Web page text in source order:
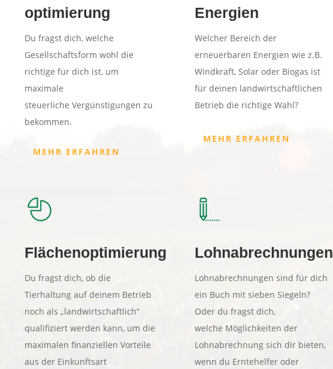
optimierung
Du fragst dich, welche
Gesellschaftsform wohl die
richtige für dich ist, um
maximale
steuerliche Vergünstigungen zu
bekommen.
MEHR ERFAHREN
Energien
Welcher Bereich der
erneuerbaren Energien wie z.B.
Windkraft, Solar oder Biogas ist
für deinen landwirtschaftlichen
Betrieb die richtige Wahl?
MEHR ERFAHREN
Flächenoptimierung
Du fragst dich, ob die
Tierhaltung auf deinem Betrieb
noch als „landwirtschaftlich“
qualifiziert werden kann, um die
maximalen finanziellen Vorteile
aus der Einkunftsart
Lohnabrechnungen
Lohnabrechnungen sind für dich
ein Buch mit sieben Siegeln?
Oder du fragst dich,
welche Möglichkeiten der
Lohnabrechnung sich dir bieten,
wenn du Erntehelfer oder